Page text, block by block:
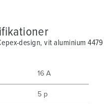
design, vit aluminium 4479
16 A
5 p